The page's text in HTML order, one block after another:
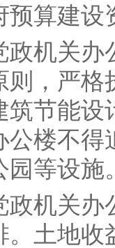
预算建
关办
则，严
筑节能
公楼不
园等设施
关办
。土地